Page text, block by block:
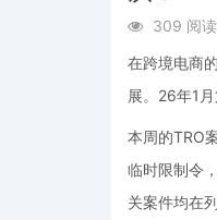
309 阅读
在跨境电商
展。26年1
本周的TRO
临时限制令
关案件均在